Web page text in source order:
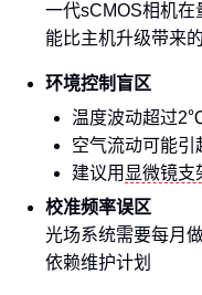
一代sCMOS相机在
能比主机升级带来
环境控制盲区
温度波动超过
空气流动可能引
建议用 显微镜支
校准频率误区
光场系统需要每月
依赖维护计划